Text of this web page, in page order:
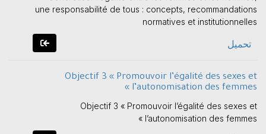
une responsabilité de tous : concepts, recommandations
normatives et institutionnelles
تحميل
Objectif 3 « Promouvoir l’égalité des sexes et
l’autonomisation des femmes »
Objectif 3 « Promouvoir l’égalité des sexes et
l’autonomisation des femmes »